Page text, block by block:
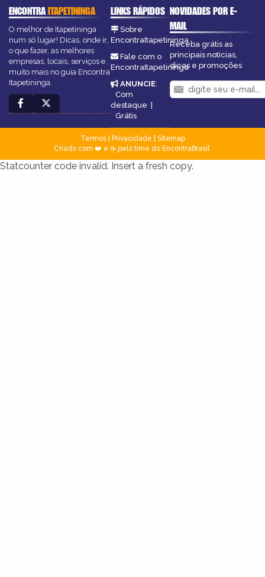
ENCONTRAITAPETININGA
O melhor de Itapetininga
num só lugar! Dicas, onde ir,
o que fazer, as melhores
empresas, locais, serviços e
muito mais no guia Encontra
Itapetininga.
LINKS RÁPIDOS
Sobre
EncontraItapetininga
Fale com o
EncontraItapetininga
ANUNCIE:
Com
destaque |
Grátis
NOVIDADES POR E-
MAIL
Receba grátis as
principais notícias,
dicas e promoções
Termos| Privacidade
Sitemap
Criado com ❤️ e ☕ pelo time do EncontraBrasil
Statcounter code invalid. Insert a fresh copy.